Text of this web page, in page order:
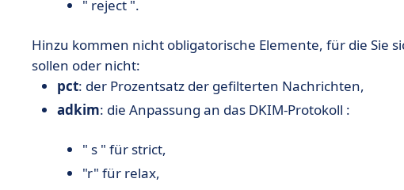
" reject ".
Hinzu kommen nicht obligatorische Elemente, für die Sie
sollen oder nicht:
pct: der Prozentsatz der gefilterten Nachrichten,
adkim: die Anpassung an das DKIM-Protokoll :
" s " für strict,
"r" für relax,